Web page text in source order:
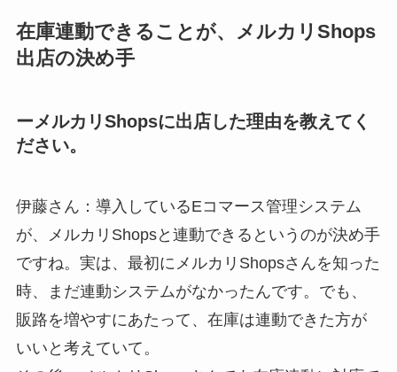
在庫連動できることが、メルカリShops
出店の決め手
ーメルカリShopsに出店した理由を教えてく
ださい。
伊藤さん：導入しているEコマース管理システム
が、メルカリShopsと連動できるというのが決め手
ですね。実は、最初にメルカリShopsさんを知った
時、まだ連動システムがなかったんです。でも、
販路を増やすにあたって、在庫は連動できた方が
いいと考えていて。